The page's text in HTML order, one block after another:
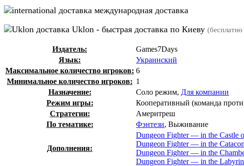
международная доставка
Uklon - быстрая доставка по Киеву
Издатель:
Games7Days
Язык:
Украинский
Максимальное количество игроков: 6
Минимальное количество игроков: 1
Назначение:
Соло режим, Для компании
Режим игры:
Кооперативный (команда
Стратегии:
Америтреш
По тематике:
Фэнтези, Выживание
Дополнения:
Dungeon Fighter — in the Castle
Dungeon Fighter — in the
Dungeon Fighter — in the
Dungeon Fighter — in the